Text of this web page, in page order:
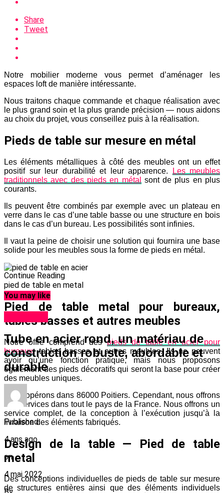
Share
Tweet
Notre mobilier moderne vous permet d’aménager les
espaces loft de manière intéressante.
Nous traitons chaque commande et chaque réalisation avec
le plus grand soin et la plus grande précision — nous aidons
au choix du projet, vous conseillez puis à la réalisation.
Pieds de table sur mesure en métal
Les éléments métalliques à côté des meubles ont un effet
positif sur leur durabilité et leur apparence.
Les meubles
traditionnels avec des pieds en métal
sont de plus en plus
courants.
Ils peuvent être combinés par exemple avec un plateau en
verre dans le cas d’une table basse ou une structure en bois
dans le cas d’un bureau. Les possibilités sont infinies.
Il vaut la peine de choisir une solution qui fournira une base
solide pour les meubles sous la forme de pieds en métal.
pied de table en metal
Pied de table metal pour bureaux,
tables basses et autres meubles
Notre offre comprend despieds de table en acier pour
bureaux, tables basses et autres meubles. Ils ne peuvent
avoir qu’une fonction pratique, mais nous proposons
également des pieds décoratifs qui seront la base pour créer
des meubles uniques.
Nous opérons dans 86000 Poitiers. Cependant, nous offrons
des services dans tout le pays de la France. Nous offrons un
service complet, de la conception à l’exécution jusqu’à la
livraison des éléments fabriqués.
Design de la table — Pied de table
metal
Des conceptions individuelles de pieds de table sur mesure
de structures entières ainsi que des éléments individuels
Continue Reading
You may like
Tube en acier rond, un matériau de
construction robuste, abordable et
durable
Published
4 ans ago
on
4 mai 2022